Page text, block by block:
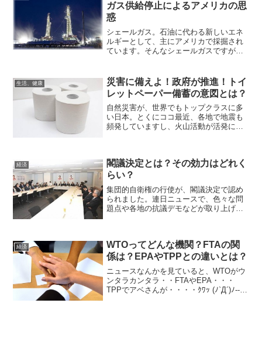
ガス供給停止によるアメリカの思
惑
シェールガス。石油に代わる新しいエネ
ルギーとして、主にアメリカで採掘され
ています。そんなシェールガスですが、
て、また注目され始めています！シェ
ールガス革命の誤算2012...
生活、健康
災害に備えよ！政府が推進！トイ
レットペーパー備蓄の意図とは？
自然災害が、世界でもトップクラスに多
い日本。とくにココ最近、各地で地震も
頻発していますし、火山活動が活発にな
に、わたしたち日本人は、ど...
経済
閣議決定とは？その効力はどれく
らい？
集団的自衛権の行使が、閣議決定で認め
られました。連日ニュースで、色々な問
題点や各地の抗議デモなどが取り上げら
2014年6月29日。勤務...
経済
WTOってどんな機関？FTAの関
係は？EPAやTPPとの違いとは？
ニュースなんかを見ていると、WTOがウ
ンタラカンタラ・・FTAやEPA・・・
TPPでアベさんが・・・・ｸﾜｯ (ﾉ`Д´)ﾉ-----